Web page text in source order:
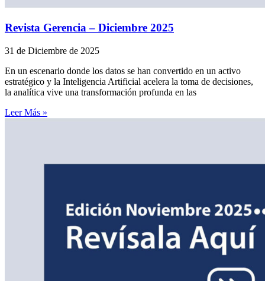
Revista Gerencia – Diciembre 2025
31 de Diciembre de 2025
En un escenario donde los datos se han convertido en un activo
estratégico y la Inteligencia Artificial acelera la toma de decisiones,
la analítica vive una transformación profunda en las
Leer Más »